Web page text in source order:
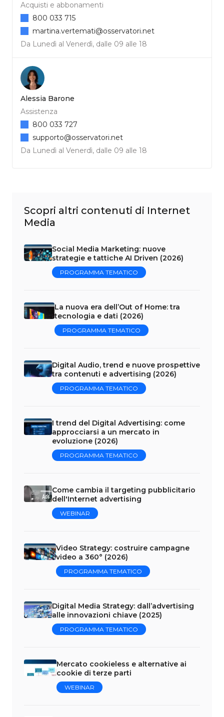
Acquisti e abbonamenti
Da Lunedì al Venerdì, dalle 09 alle 18
800 033 715
martina.vertemati@osservatori.net
Alessia Barone
Assistenza
Da Lunedì al Venerdì, dalle 09 alle 18
800 033 727
supporto@osservatori.net
Scopri altri contenuti di Internet
Media
Social Media Marketing: nuove
strategie e tattiche AI Driven (2026)
PROGRAMMA TEMATICO
La nuova era dell’Out of Home: tra
tecnologia e dati (2026)
PROGRAMMA TEMATICO
Digital Audio, trend e nuove prospettive
tra contenuti e advertising (2026)
PROGRAMMA TEMATICO
I trend del Digital Advertising: come
approcciarsi a un mercato in
evoluzione (2026)
PROGRAMMA TEMATICO
Come cambia il targeting pubblicitario
dell'Internet advertising
WEBINAR
Video Strategy: costruire campagne
video a 360° (2026)
PROGRAMMA TEMATICO
Digital Media Strategy: dall’advertising
alle innovazioni chiave (2025)
PROGRAMMA TEMATICO
Mercato cookieless e alternative ai
cookie di terze parti
WEBINAR